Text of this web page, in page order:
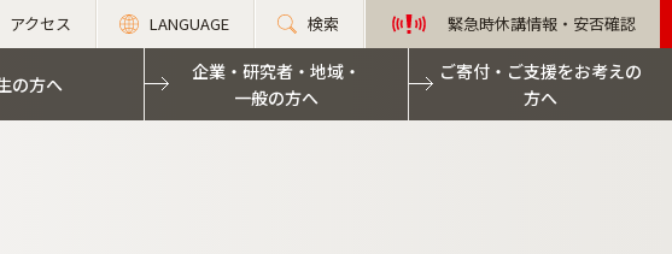
アクセス LANGUAGE 検索 緊急時休講情報・安否確認
の方へ
企業・研究者・地域・
一般の方へ
ご寄付・ご支援をお考えの
方へ